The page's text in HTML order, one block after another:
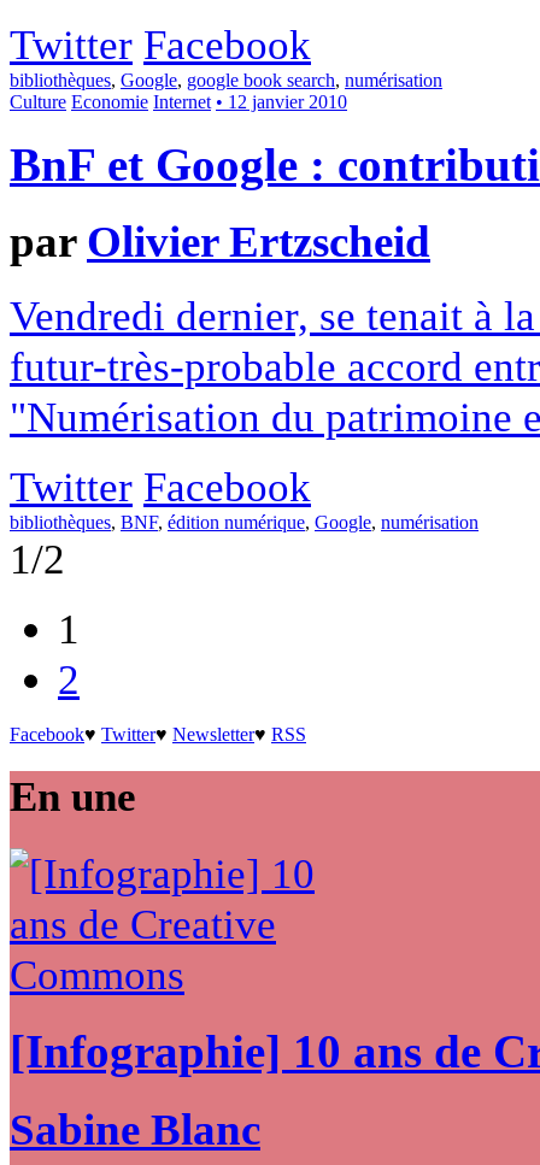
Twitter Facebook
bibliothèques, Google, google book search, numérisation
Culture Economie Internet • 12 janvier 2010
BnF et Google :
par Olivier Ertzscheid
Vendredi dernier, se tenait à
futur-très-probable accord
"Numérisation du patrimoine
Twitter Facebook
bibliothèques, BNF, édition numérique, Google, numérisation
1/2
1
2
Facebook♥ Twitter♥ Newsletter♥ RSS
En une
[Infographie] 10 ans de
Sabine Blanc